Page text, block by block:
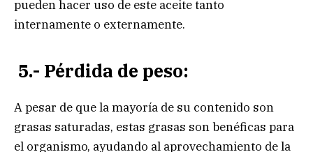
pueden hacer uso de este aceite tanto
internamente o externamente.
5.- Pérdida de peso:
A pesar de que la mayoría de su contenido son
grasas saturadas, estas grasas son benéficas para
el organismo, ayudando al aprovechamiento de la